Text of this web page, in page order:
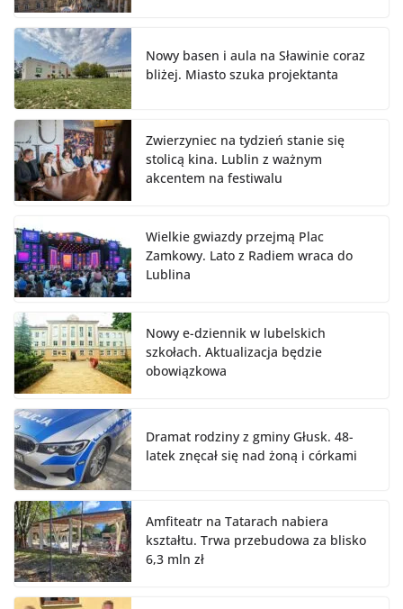
Nowy basen i aula na Sławinie coraz
bliżej. Miasto szuka projektanta
Zwierzyniec na tydzień stanie się
stolicą kina. Lublin z ważnym
akcentem na festiwalu
Wielkie gwiazdy przejmą Plac
Zamkowy. Lato z Radiem wraca do
Lublina
Nowy e-dziennik w lubelskich
szkołach. Aktualizacja będzie
obowiązkowa
Dramat rodziny z gminy Głusk. 48-
latek znęcał się nad żoną i córkami
Amfiteatr na Tatarach nabiera
kształtu. Trwa przebudowa za blisko
6,3 mln zł